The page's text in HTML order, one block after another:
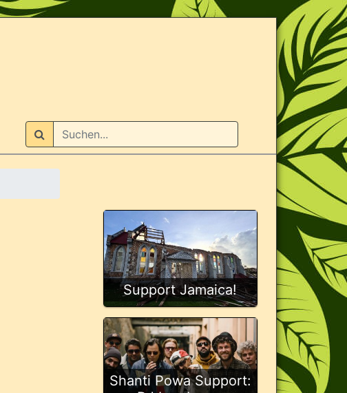
Suchen
Support Jamaica!
Shanti Powa Support: